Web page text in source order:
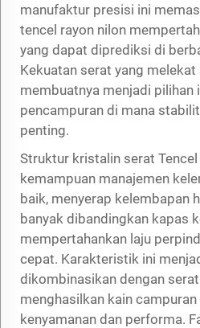
manufaktur presisi ini
tencel rayon nilon
yang dapat diprediksi di
Kekuatan serat yang
membuatnya menjadi pilihan
pencampuran di mana
penting.
Struktur kristalin serat
kemampuan manajemen
baik, menyerap kelembapan
banyak dibandingkan kapas
mempertahankan laju
cepat. Karakteristik ini
dikombinasikan dengan
menghasilkan kain
kenyamanan dan performa.